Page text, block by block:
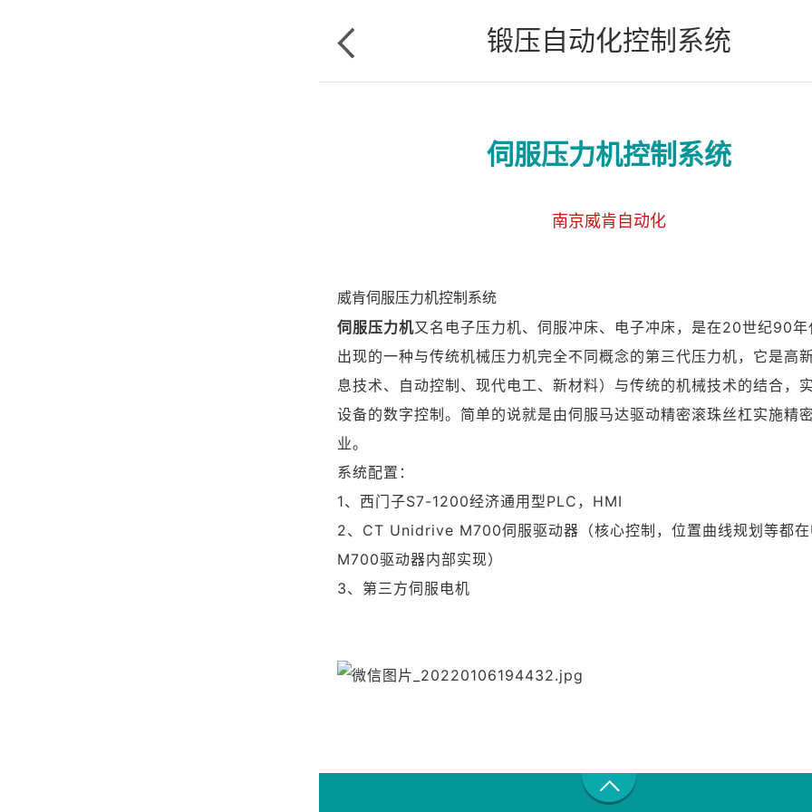
锻压自动化控制系统
伺服压力机控制系统
南京威肯自动化
威肯伺服压力机控制系统
伺服压力机又名电子压力机、伺服冲床、电子冲床，是在20世纪90年
出现的一种与传统机械压力机完全不同概念的第三代压力机，它是高
息技术、自动控制、现代电工、新材料）与传统的机械技术的结合，
设备的数字控制。简单的说就是由伺服马达驱动精密滚珠丝杠实施精
业。
系统配置：
1、 西门子S7-1200经济通用型PLC，HMI
2、CT Unidrive M700伺服驱动器 （核心控制，位置曲线规划等都
M700驱动器内部实现）
3、第三方伺服电机